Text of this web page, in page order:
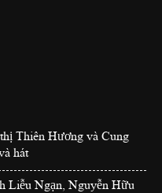
Thiên Hương và Cung
hát
Liễu Ngạn, Nguyễn Hữu